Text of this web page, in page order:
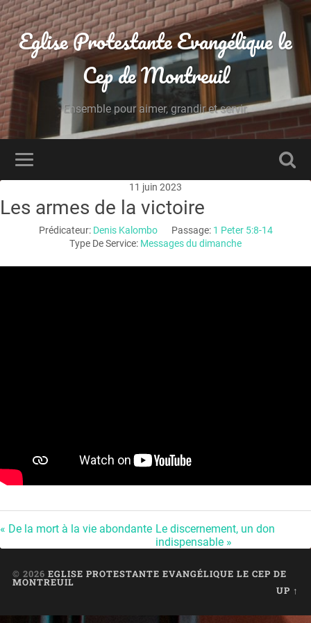
Eglise Protestante Evangélique le
Cep de Montreuil
Ensemble pour aimer, grandir et servir.
11 juin 2023
Les armes de la victoire
Prédicateur: Denis Kalombo Passage: 1 Peter 5:8-14
Type De Service: Messages du dimanche
« De la mort à la vie abondante Le discernement, un don
indispensable »
© 2026 EGLISE PROTESTANTE EVANGÉLIQUE LE CEP DE
MONTREUIL
UP ↑